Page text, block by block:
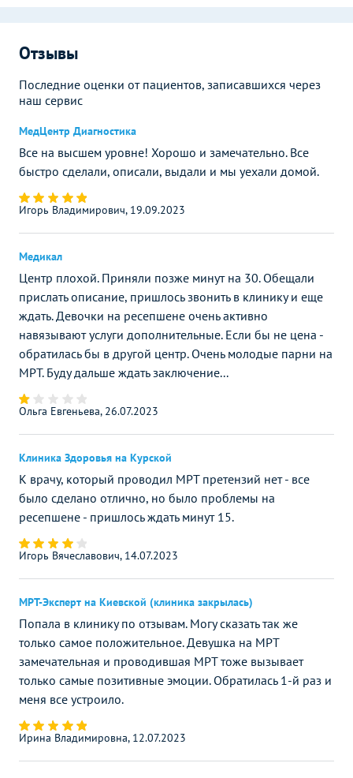
Отзывы
Последние оценки от пациентов, записавшихся через
наш сервис
МедЦентр Диагностика
Все на высшем уровне! Хорошо и замечательно. Все
быстро сделали, описали, выдали и мы уехали домой.
Игорь Владимирович, 19.09.2023
Медикал
Центр плохой. Приняли позже минут на 30. Обещали
прислать описание, пришлось звонить в клинику и еще
ждать. Девочки на ресепшене очень активно
навязывают услуги дополнительные. Если бы не цена -
обратилась бы в другой центр. Очень молодые парни на
МРТ. Буду дальше ждать заключение...
Ольга Евгеньева, 26.07.2023
Клиника Здоровья на Курской
К врачу, который проводил МРТ претензий нет - все
было сделано отлично, но было проблемы на
ресепшене - пришлось ждать минут 15.
Игорь Вячеславович, 14.07.2023
МРТ-Эксперт на Киевской (клиника закрылась)
Попала в клинику по отзывам. Могу сказать так же
только самое положительное. Девушка на МРТ
замечательная и проводившая МРТ тоже вызывает
только самые позитивные эмоции. Обратилась 1-й раз и
меня все устроило.
Ирина Владимировна, 12.07.2023